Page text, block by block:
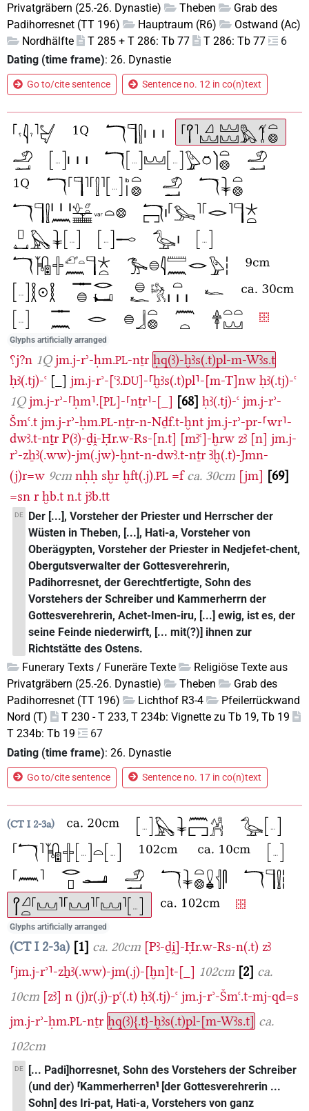
Privatgräbern (25.-26. Dynastie)
Theben
Grab des
Padihorresnet (TT 196)
Hauptraum (R6)
Ostwand (Ac)
Nordhälfte
T 285 + T 286: Tb 77 T 286: Tb 77
6
Dating (time frame): 26. Dynastie
Go to/cite sentence Sentence no. 12 in co(n)text
Glyphs artificially arranged
⸮j?n 1Q jm.j-rʾ-ḥm.PL-nṯr ḥq(ꜣ)-ḫꜣs(.t)pl-m-Wꜣs.t
ḥꜣ(.tj)-ꜥ [_] jm.j-rʾ-[ꜥꜣ.DU]-⸢ḫꜣs(.t)pl⸣-[m-T]nw ḥꜣ(.tj)-ꜥ
1Q jm.j-rʾ-⸢ḥm⸣.[PL]-⸢nṯr⸣-[_] 68 ḥꜣ(.tj)-ꜥ jm.j-rʾ-
Šmꜥ.t jm.j-rʾ-ḥm.PL-nṯr-n-Nḏf.t-ḫnt jm.j-rʾ-pr-⸢wr⸣-
dwꜣ.t-nṯr P(ꜣ)-ḏi̯-Ḥr.w-Rs-[n.t] [mꜣꜥ]-ḫrw zꜣ [n] jm.j-
rʾ-zẖꜣ(.ww)-jm(.jw)-ḫnt-n-dwꜣ.t-nṯr Ꜣḫ(.t)-Jmn-
(j)r=w 9cm nḥḥ sḫr ḫft(.j).PL =f ca. 30cm [jm]
69
=sn r ḫb.t n.t jꜣb.tt
DE
Der [...], Vorsteher der Priester und Herrscher der
Wüsten in Theben, [...], Hati-a, Vorsteher von
Oberägypten, Vorsteher der Priester in Nedjefet-chent,
Obergutsverwalter der Gottesverehrerin,
Padihorresnet, der Gerechtfertigte, Sohn des
Vorstehers der Schreiber und Kammerherrn der
Gottesverehrerin, Achet-Imen-iru, [...] ewig, ist es, der
seine Feinde niederwirft, [... mit(?)] ihnen zur
Richtstätte des Ostens.
Funerary Texts / Funeräre Texte
Religiöse Texte aus
Privatgräbern (25.-26. Dynastie)
Theben
Grab des
Padihorresnet (TT 196)
Lichthof R3-4
Pfeilerrückwand
Nord (T)
T 230 - T 233, T 234b: Vignette zu Tb 19, Tb 19
T 234b: Tb 19
67
Dating (time frame): 26. Dynastie
Go to/cite sentence Sentence no. 17 in co(n)text
CT I 2-3a
Glyphs artificially arranged
CT I 2-3a 1 ca. 20cm [Pꜣ-ḏi̯]-Ḥr.w-Rs-n(.t) zꜣ
⸢jm.j-rʾ⸣-zẖꜣ(.ww)-jm(.j)-[ḫn]t-[_] 102cm 2 ca.
10cm [zꜣ] n (j)r(.j)-pꜥ(.t) ḥꜣ(.tj)-ꜥ jm.j-rʾ-Šmꜥ.t-mj-qd=s
jm.j-rʾ-ḥm.PL-nṯr ḥq(ꜣ){.t}-ḫꜣs(.t)pl-[m-Wꜣs.t] ca.
102cm
DE
[... Padi]horresnet, Sohn des Vorstehers der Schreiber
(und der) ⸢Kammerherren⸣ [der Gottesverehrerin ...
Sohn] des Iri-pat, Hati-a, Vorstehers von ganz